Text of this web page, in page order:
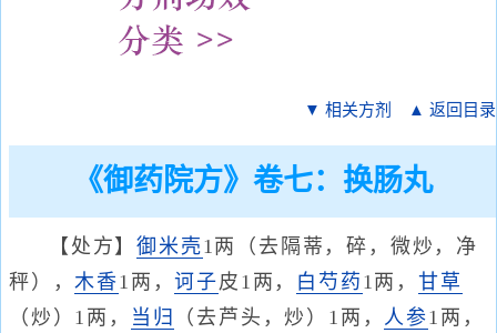
▼ 相关方剂 ▲ 返回目录
《御药院方》卷七：换肠丸
【处方】御米壳1两（去隔蒂，碎，微炒，净
秤），木香1两，诃子皮1两， 白芍药 1两，甘草
（炒）1两，
当归 （去芦头，炒）1两， 人参1两，